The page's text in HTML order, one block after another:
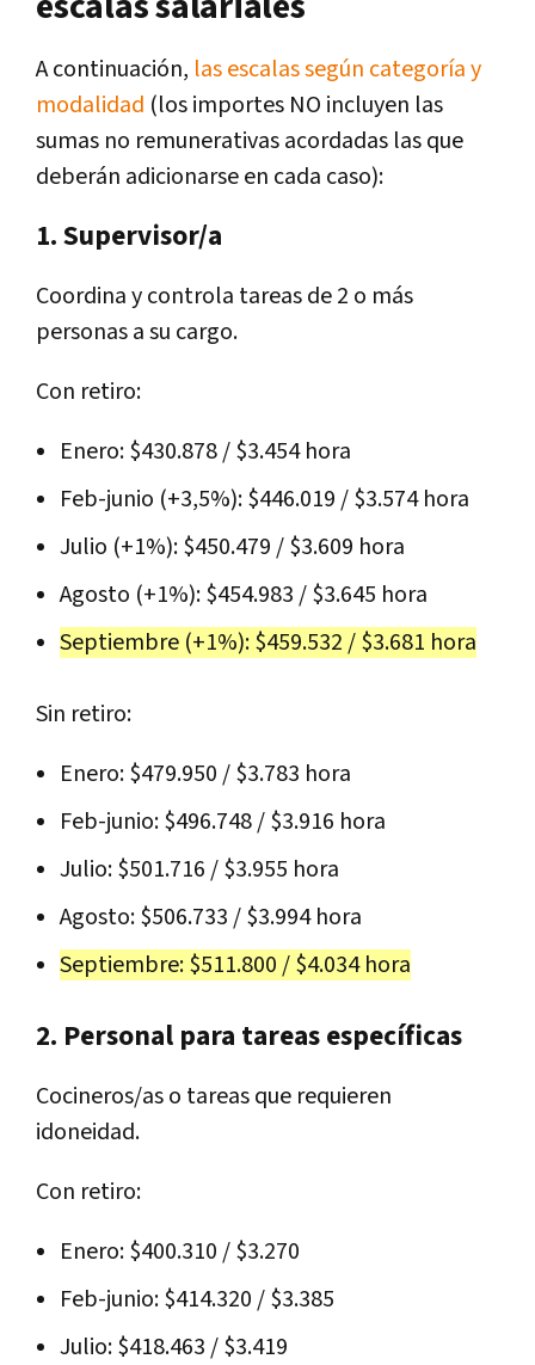
A continuación, las escalas según categoría y
modalidad (los importes NO incluyen las
sumas no remunerativas acordadas las que
deberán adicionarse en cada caso):
1. Supervisor/a
Coordina y controla tareas de 2 o más
personas a su cargo.
Con retiro:
Enero: $430.878 / $3.454 hora
Feb-junio (+3,5%): $446.019 / $3.574 hora
Julio (+1%): $450.479 / $3.609 hora
Agosto (+1%): $454.983 / $3.645 hora
Septiembre (+1%): $459.532 / $3.681 hora
Sin retiro:
Enero: $479.950 / $3.783 hora
Feb-junio: $496.748 / $3.916 hora
Julio: $501.716 / $3.955 hora
Agosto: $506.733 / $3.994 hora
Septiembre: $511.800 / $4.034 hora
2. Personal para tareas específicas
Cocineros/as o tareas que requieren
idoneidad.
Con retiro:
Enero: $400.310 / $3.270
Feb-junio: $414.320 / $3.385
Julio: $418.463 / $3.419